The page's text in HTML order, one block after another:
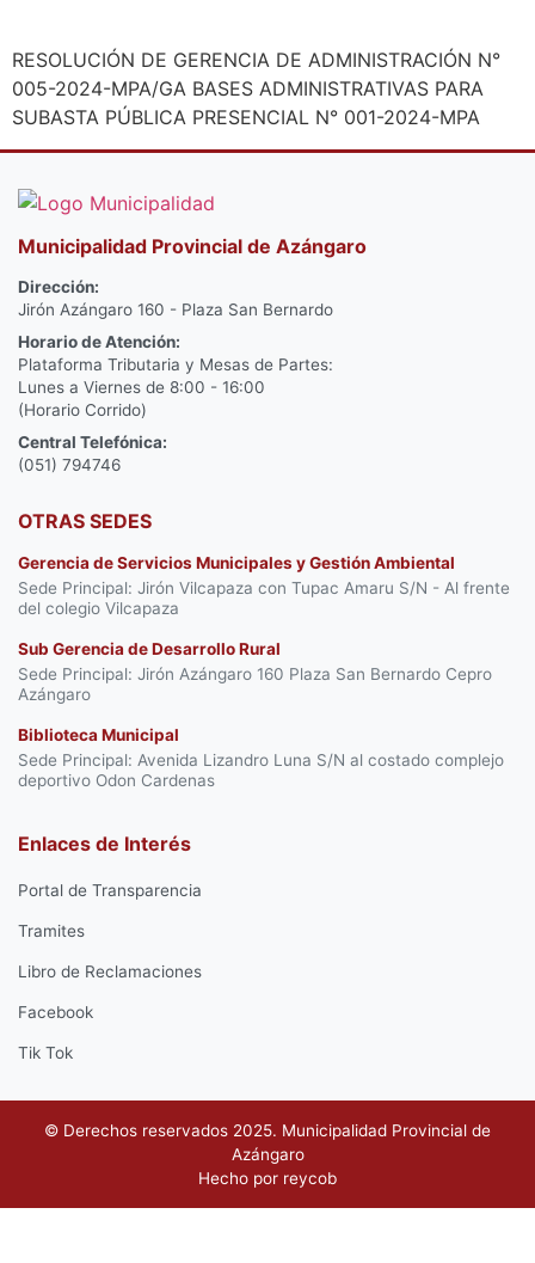
RESOLUCIÓN DE GERENCIA DE ADMINISTRACIÓN N°
005-2024-MPA/GA BASES ADMINISTRATIVAS PARA
SUBASTA PÚBLICA PRESENCIAL N° 001-2024-MPA
Municipalidad Provincial de Azángaro
Dirección:
Jirón Azángaro 160 - Plaza San Bernardo
Horario de Atención:
Plataforma Tributaria y Mesas de Partes:
Lunes a Viernes de 8:00 - 16:00
(Horario Corrido)
Central Telefónica:
(051) 794746
OTRAS SEDES
Gerencia de Servicios Municipales y Gestión Ambiental
Sede Principal: Jirón Vilcapaza con Tupac Amaru S/N - Al frente
del colegio Vilcapaza
Sub Gerencia de Desarrollo Rural
Sede Principal: Jirón Azángaro 160 Plaza San Bernardo Cepro
Azángaro
Biblioteca Municipal
Sede Principal: Avenida Lizandro Luna S/N al costado complejo
deportivo Odon Cardenas
Enlaces de Interés
Portal de Transparencia
Tramites
Libro de Reclamaciones
Facebook
Tik Tok
© Derechos reservados 2025. Municipalidad Provincial de
Azángaro
Hecho por reycob